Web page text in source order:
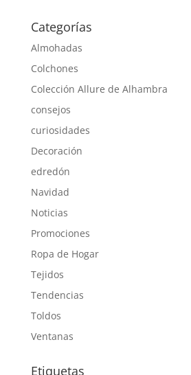
Categorías
Almohadas
Colchones
Colección Allure de Alhambra
consejos
curiosidades
Decoración
edredón
Navidad
Noticias
Promociones
Ropa de Hogar
Tejidos
Tendencias
Toldos
Ventanas
Etiquetas